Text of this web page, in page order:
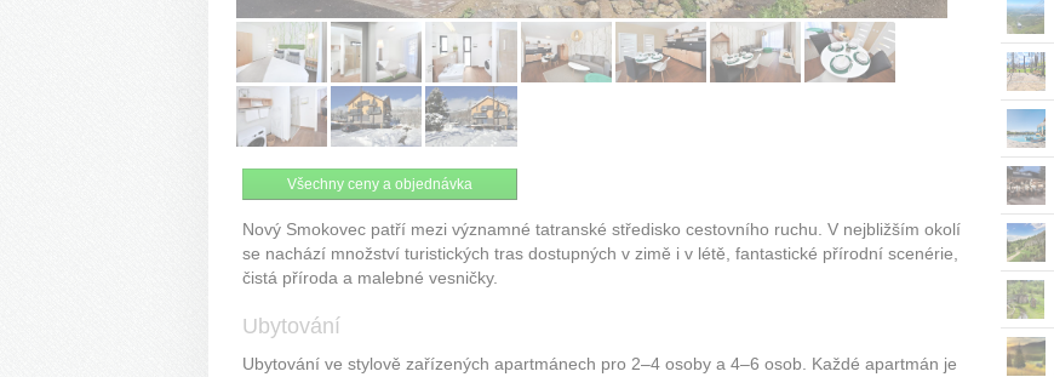
Všechny ceny a objednávka
Nový Smokovec patří mezi významné tatranské středisko cestovního ruchu. V nejbližším okolí
se nachází množství turistických tras dostupných v zimě i v létě, fantastické přírodní scenérie,
čistá příroda a malebné vesničky.
Ubytování
Ubytování ve stylově zařízených apartmánech pro 2–4 osoby a 4–6 osob. Každé apartmán je